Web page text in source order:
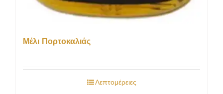
Μέλι Πορτοκαλιάς
Λεπτομέρειες